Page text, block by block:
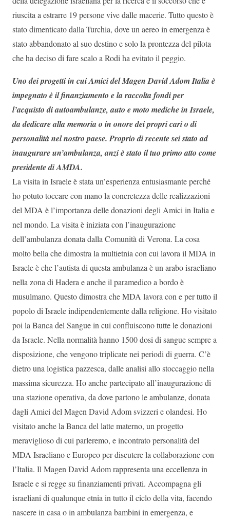
riuscita a estrarre 19 persone vive dalle macerie. Tutto questo è
stato dimenticato dalla Turchia, dove un aereo in emergenza è
stato abbandonato al suo destino e solo la prontezza del pilota
che ha deciso di fare scalo a Rodi ha evitato il peggio.
Uno dei progetti in cui Amici del Magen David Adom Italia è
impegnato è il finanziamento e la raccolta fondi per
l’acquisto di autoambulanze, auto e moto mediche in Israele,
da dedicare alla memoria o in onore dei propri cari o di
personalità nel nostro paese. Proprio di recente sei stato ad
inaugurare un’ambulanza, anzi è stato il tuo primo atto come
presidente di AMDA.
La visita in Israele è stata un’esperienza entusiasmante perché
ho potuto toccare con mano la concretezza delle realizzazioni
del MDA è l’importanza delle donazioni degli Amici in Italia e
nel mondo. La visita è iniziata con l’inaugurazione
dell’ambulanza donata dalla Comunità di Verona. La cosa
molto bella che dimostra la multietnia con cui lavora il MDA in
Israele è che l’autista di questa ambulanza è un arabo israeliano
nella zona di Hadera e anche il paramedico a bordo è
musulmano. Questo dimostra che MDA lavora con e per tutto il
popolo di Israele indipendentemente dalla religione. Ho visitato
poi la Banca del Sangue in cui confluiscono tutte le donazioni
da Israele. Nella normalità hanno 1500 dosi di sangue sempre a
disposizione, che vengono triplicate nei periodi di guerra. C’è
dietro una logistica pazzesca, dalle analisi allo stoccaggio nella
massima sicurezza. Ho anche partecipato all’inaugurazione di
una stazione operativa, da dove partono le ambulanze, donata
dagli Amici del Magen David Adom svizzeri e olandesi. Ho
visitato anche la Banca del latte materno, un progetto
meraviglioso di cui parleremo, e incontrato personalità del
MDA Israeliano e Europeo per discutere la collaborazione con
l’Italia. Il Magen David Adom rappresenta una eccellenza in
Israele e si regge su finanziamenti privati. Accompagna gli
israeliani di qualunque etnia in tutto il ciclo della vita, facendo
nascere in casa o in ambulanza bambini in emergenza, e